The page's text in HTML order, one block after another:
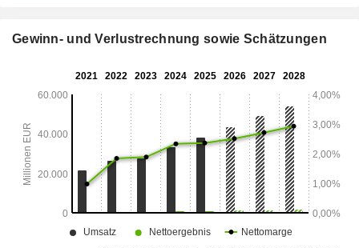
Gewinn- und Verlustrechnung sowie Schätzungen